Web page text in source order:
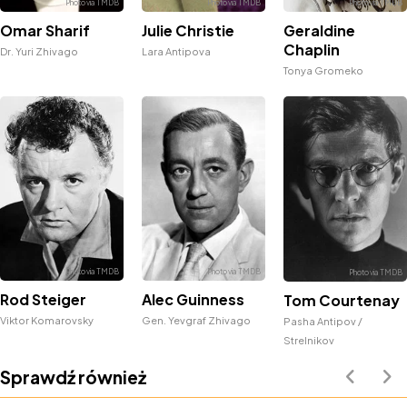
Omar Sharif
Dr. Yuri Zhivago
Julie Christie
Lara Antipova
Geraldine
Chaplin
Tonya Gromeko
Rod Steiger
Viktor Komarovsky
Alec Guinness
Gen. Yevgraf Zhivago
Tom Courtenay
Pasha Antipov /
Strelnikov
Sprawdź również